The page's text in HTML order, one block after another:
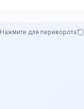
Нажмите для переворота